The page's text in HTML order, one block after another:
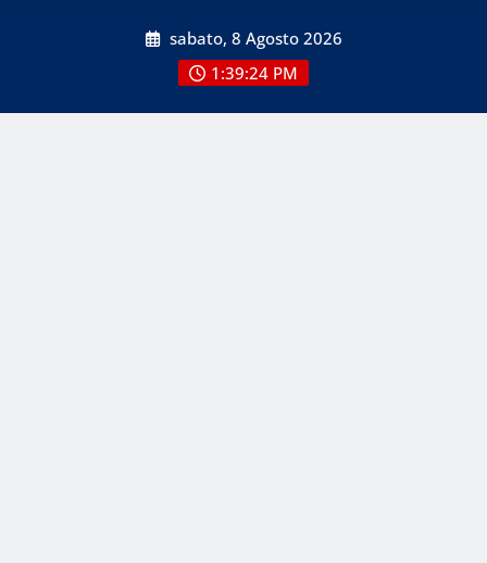
sabato, 8 Agosto 2026
1:39:25 PM